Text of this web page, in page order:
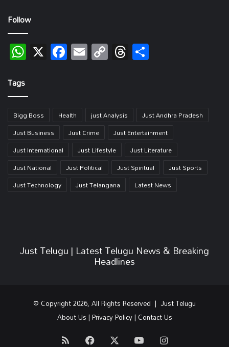
Follow
WhatsApp
X Facebook
EmailCopy
Link
Threads
Tags
Bigg Boss Health just Analysis
Just Andhra Pradesh
Just Business
Just Crime
Just Entertainment
Just International
Just Lifestyle
Just Literature
Just National
Just Political Just Spiritual
Just Sports
Just Technology
Just Telangana Latest News
Just Telugu | Latest Telugu News & Breaking
Headlines
© Copyright 2026, All Rights Reserved | Just Telugu
About Us|Privacy Policy| Contact Us
RSS Facebook YouTubeInstagram